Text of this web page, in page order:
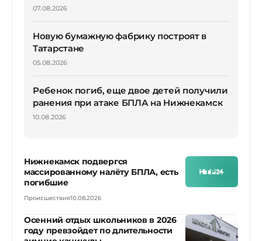
07.08.2026
Новую бумажную фабрику построят в
Татарстане
05.08.2026
Ребенок погиб, еще двое детей получили
ранения при атаке БПЛА на Нижнекамск
10.08.2026
Нижнекамск подвергся
массированному налёту БПЛА, есть
погибшие
Происшествия10.08.2026
Осенний отдых школьников в 2026
году превзойдет по длительности